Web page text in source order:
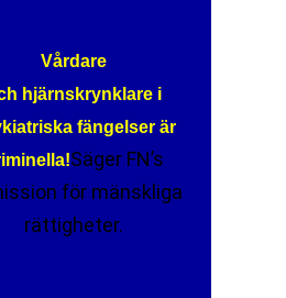
Vårdare
hjärnskrynklare i
fängelser är
Säger FN’s
för mänskliga
rättigheter.